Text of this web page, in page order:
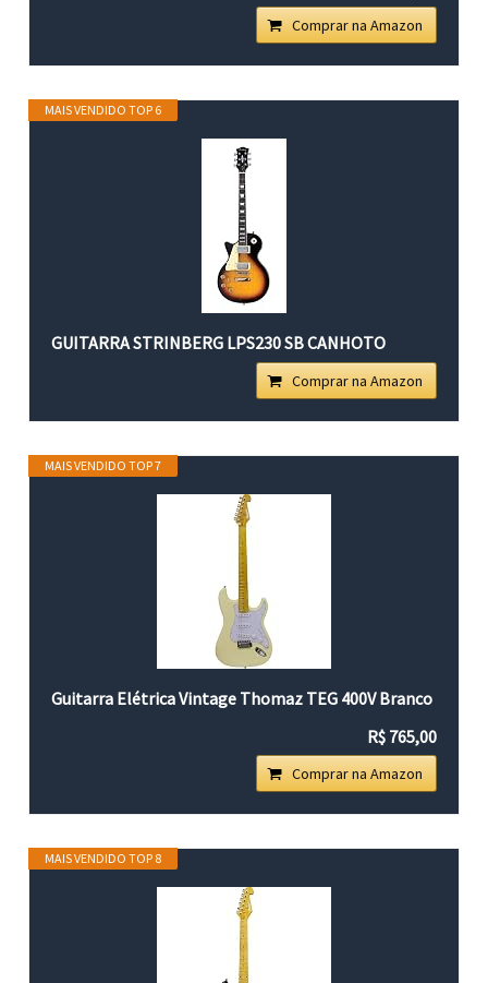
Comprar na Amazon
MAIS VENDIDO TOP 6
GUITARRA STRINBERG LPS230 SB CANHOTO
Comprar na Amazon
MAIS VENDIDO TOP 7
Guitarra Elétrica Vintage Thomaz TEG 400V Branco
R$ 765,00
Comprar na Amazon
MAIS VENDIDO TOP 8